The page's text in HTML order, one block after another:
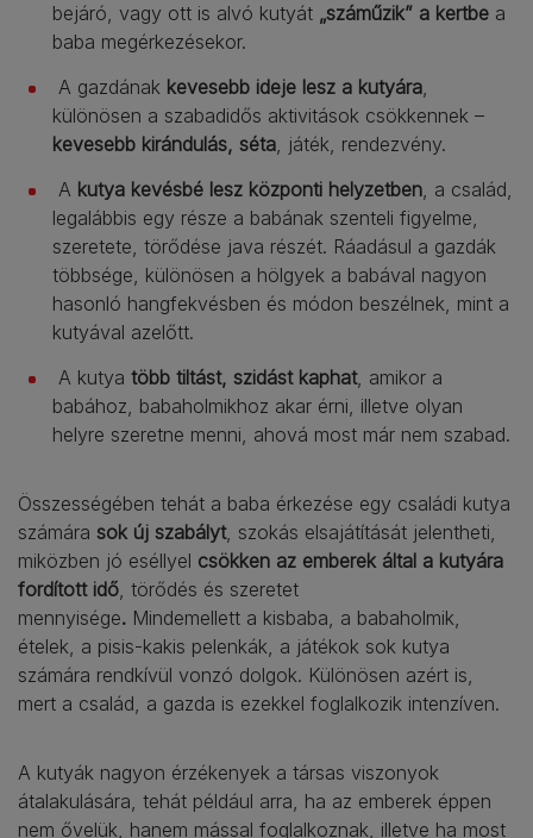
bejáró, vagy ott is alvó kutyát „száműzik” a kertbe a
baba megérkezésekor.
A gazdának kevesebb ideje lesz a kutyára,
különösen a szabadidős aktivitások csökkennek –
kevesebb kirándulás, séta, játék, rendezvény.
A kutya kevésbé lesz központi helyzetben, a család,
legalábbis egy része a babának szenteli figyelme,
szeretete, törődése java részét. Ráadásul a gazdák
többsége, különösen a hölgyek a babával nagyon
hasonló hangfekvésben és módon beszélnek, mint a
kutyával azelőtt.
A kutya több tiltást, szidást kaphat, amikor a
babához, babaholmikhoz akar érni, illetve olyan
helyre szeretne menni, ahová most már nem szabad.
Összességében tehát a baba érkezése egy családi kutya
számára sok új szabályt, szokás elsajátítását jelentheti,
miközben jó eséllyel csökken az emberek által a kutyára
fordított idő, törődés és szeretet
mennyisége. Mindemellett a kisbaba, a babaholmik,
ételek, a pisis-kakis pelenkák, a játékok sok kutya
számára rendkívül vonzó dolgok. Különösen azért is,
mert a család, a gazda is ezekkel foglalkozik intenzíven.
A kutyák nagyon érzékenyek a társas viszonyok
átalakulására, tehát például arra, ha az emberek éppen
nem ővelük, hanem mással foglalkoznak, illetve ha most